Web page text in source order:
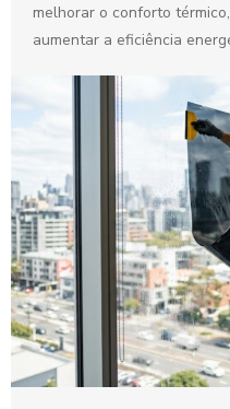
melhorar o conforto
aumentar a eficiência